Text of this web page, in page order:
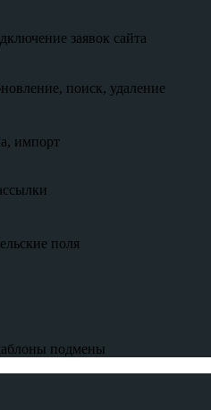
заявок сайта
поиск, удаление
импорт
поля
подмены